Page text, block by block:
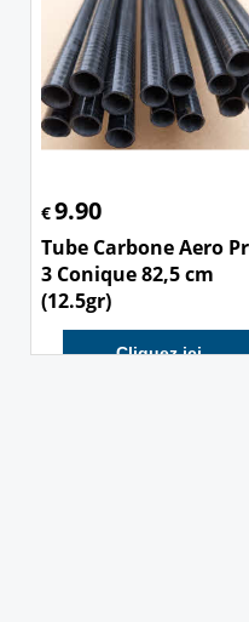
€ 9.90
Tube Carbone Aero Pro
3 Conique 82,5 cm
(12.5gr)